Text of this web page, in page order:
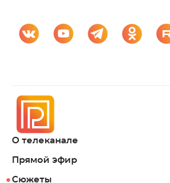
О телеканале
Прямой эфир
Сюжеты